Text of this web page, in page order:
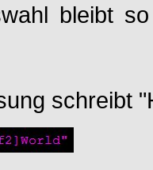
bleibt
schreibt